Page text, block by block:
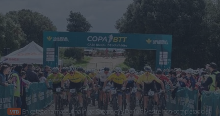
MTB En categoría masculina Íñigo Sagardoy y Darío Silvestre han completado el